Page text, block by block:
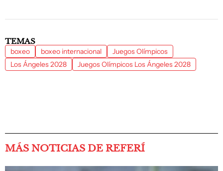
TEMAS
boxeo boxeo internacional
Juegos Olímpicos
Los Ángeles 2028
Juegos Olímpicos Los Ángeles 2028
MÁS NOTICIAS DE REFERÍ